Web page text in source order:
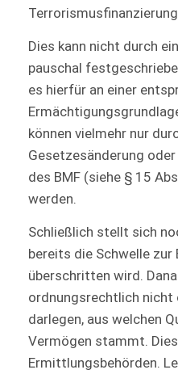
Dies kann nicht durch
pauschal
es hierfür an einer
können vielmehr nur
Gesetzesänderung
des BMF (siehe § 15
werden.
Schließlich stellt sich
bereits die Schwelle
überschritten wird.
ordnungsrechtlich nicht
darlegen, aus welchen
Vermögen stammt.
Ermittlungsbehörden.